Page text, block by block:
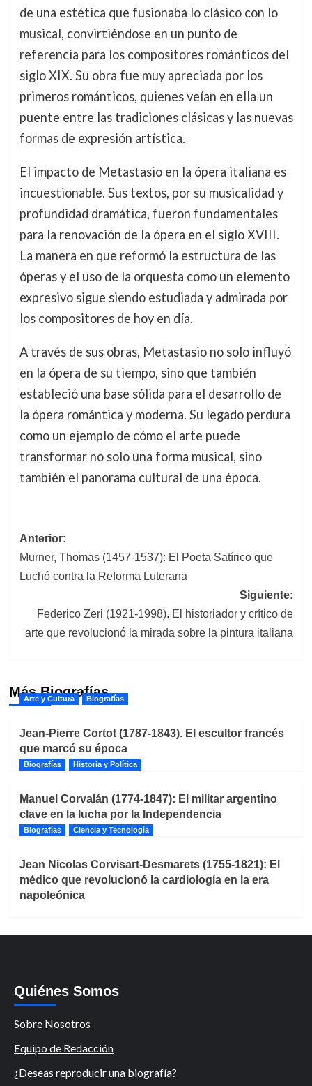
de una estética que fusionaba lo clásico con lo
musical, convirtiéndose en un punto de
referencia para los compositores románticos del
siglo XIX. Su obra fue muy apreciada por los
primeros románticos, quienes veían en ella un
puente entre las tradiciones clásicas y las nuevas
formas de expresión artística.
El impacto de Metastasio en la ópera italiana es
incuestionable. Sus textos, por su musicalidad y
profundidad dramática, fueron fundamentales
para la renovación de la ópera en el siglo XVIII.
La manera en que reformó la estructura de las
óperas y el uso de la orquesta como un elemento
expresivo sigue siendo estudiada y admirada por
los compositores de hoy en día.
A través de sus obras, Metastasio no solo influyó
en la ópera de su tiempo, sino que también
estableció una base sólida para el desarrollo de
la ópera romántica y moderna. Su legado perdura
como un ejemplo de cómo el arte puede
transformar no solo una forma musical, sino
también el panorama cultural de una época.
Navegación
de
Anterior:
Murner, Thomas (1457-1537): El Poeta Satírico que
Luchó contra la Reforma Luterana
Siguiente:
Federico Zeri (1921-1998). El historiador y crítico de
arte que revolucionó la mirada sobre la pintura italiana
Más Biografías
Arte y Cultura Biografías
Jean-Pierre Cortot (1787-1843). El escultor francés
que marcó su época
Biografías Historia y Política
Manuel Corvalán (1774-1847): El militar argentino
clave en la lucha por la Independencia
Biografías Ciencia y Tecnología
Jean Nicolas Corvisart-Desmarets (1755-1821): El
médico que revolucionó la cardiología en la era
napoleónica
Quiénes Somos
Sobre Nosotros
Equipo de Redacción
¿Deseas reproducir una biografía?